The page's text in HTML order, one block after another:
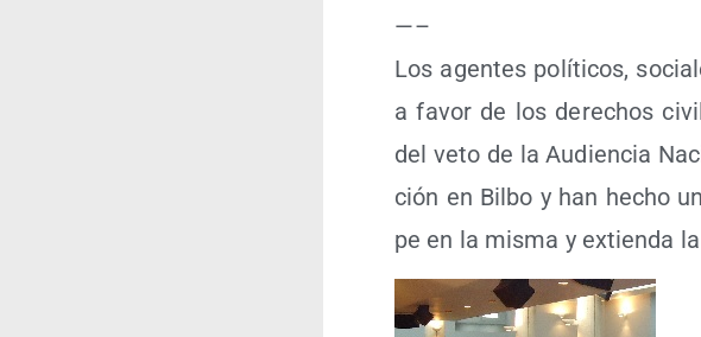
— –
Los agen­tes polí­ti­cos,
a favor de los dere­chos
del veto de la Audien­cia
ción en Bil­bo y han hecho
pe en la mis­ma y extien­da